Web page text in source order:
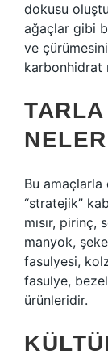
dokusu
ağaçlar gibi
ve
karbonhidrat
Bu
“stratejik”
mısır, pirinç,
manyok,
fasulyesi,
fasulye,
ürünleridir.